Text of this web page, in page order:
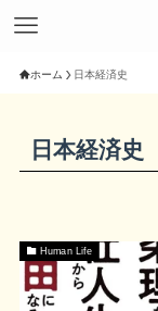
ホーム 日本経済史
日本経済史
Human Life